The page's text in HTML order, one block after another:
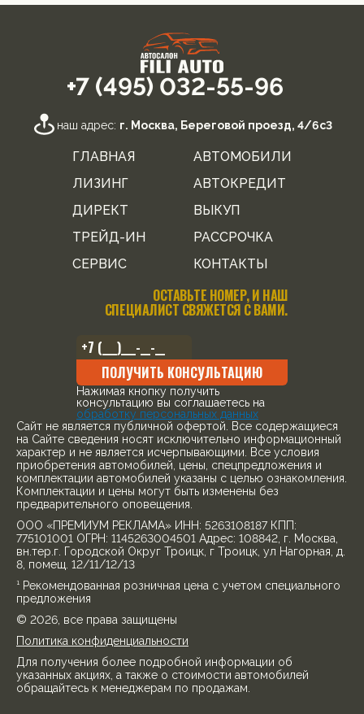
+7 (495) 032-55-96
наш адрес: г. Москва, Береговой проезд, 4/6с3
ГЛАВНАЯ
АВТОМОБИЛИ
ЛИЗИНГ
АВТОКРЕДИТ
ДИРЕКТ
ВЫКУП
ТРЕЙД-ИН
РАССРОЧКА
СЕРВИС
КОНТАКТЫ
ОСТАВЬТЕ НОМЕР, И НАШ
СПЕЦИАЛИСТ СВЯЖЕТСЯ С ВАМИ.
ПОЛУЧИТЬ КОНСУЛЬТАЦИЮ
Нажимая кнопку получить
консультацию вы соглашаетесь на
обработку персональных данных
Cайт не является публичной офертой. Все содержащиеся
на Сайте сведения носят исключительно информационный
характер и не является исчерпывающими. Все условия
приобретения автомобилей, цены, спецпредложения и
комплектации автомобилей указаны с целью ознакомления.
Комплектации и цены могут быть изменены без
предварительного оповещения.
ООО «ПРЕМИУМ РЕКЛАМА» ИНН: 5263108187 КПП:
775101001 ОГРН: 1145263004501 Адрес: 108842, г. Москва,
вн.тер.г. Городской Округ Троицк, г Троицк, ул Нагорная, д.
8, помещ. 12/11/12/13
¹ Рекомендованная розничная цена с учетом специального
предложения
© 2026, все права защищены
Политика конфиденциальности
Для получения более подробной информации об
указанных акциях, а также о стоимости автомобилей
обращайтесь к менеджерам по продажам.